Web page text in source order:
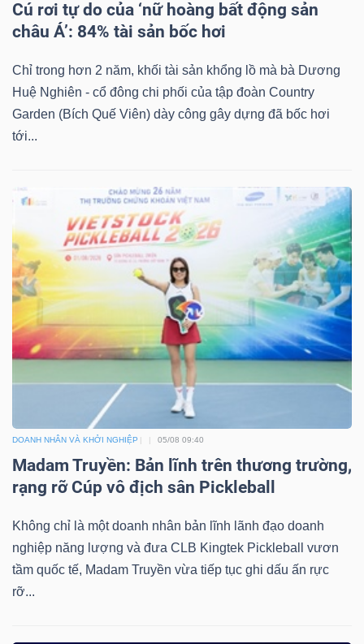
Cú rơi tự do của ‘nữ hoàng bất động sản
châu Á’: 84% tài sản bốc hơi
Chỉ trong hơn 2 năm, khối tài sản khổng lồ mà bà Dương
Huệ Nghiên - cổ đông chi phối của tập đoàn Country
Garden (Bích Quế Viên) dày công gây dựng đã bốc hơi
tới...
DOANH NHÂN VÀ KHỞI NGHIỆP 05/08 09:40
Madam Truyền: Bản lĩnh trên thương trường,
rạng rỡ Cúp vô địch sân Pickleball
Không chỉ là một doanh nhân bản lĩnh lãnh đạo doanh
nghiệp năng lượng và đưa CLB Kingtek Pickleball vươn
tầm quốc tế, Madam Truyền vừa tiếp tục ghi dấu ấn rực
rỡ...